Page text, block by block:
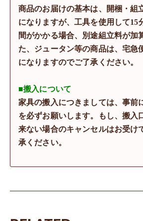
商品のお届けの基本は、開梱・組
になりますが、工具を使用して15
間がかかる場合、別途組立料が加
た、ジュータン等の商品は、宅急
になりますのでご了承ください。
■搬入について
家具の搬入につきましては、事前
を必ずお願いします。もし、搬入
来ない場合のキャンセルはお受け
承ください。